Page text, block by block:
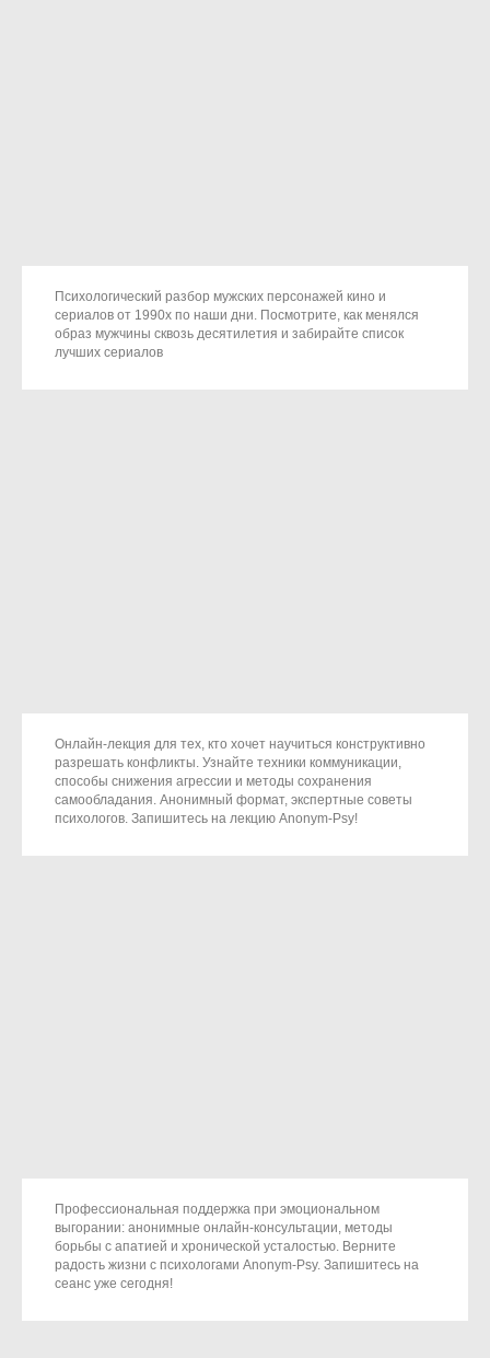
Психологический разбор мужских персонажей кино и
сериалов от 1990х по наши дни. Посмотрите, как менялся
образ мужчины сквозь десятилетия и забирайте список
лучших сериалов
Онлайн-лекция для тех, кто хочет научиться конструктивно
разрешать конфликты. Узнайте техники коммуникации,
способы снижения агрессии и методы сохранения
самообладания. Анонимный формат, экспертные советы
психологов. Запишитесь на лекцию Anonym-Psy!
Профессиональная поддержка при эмоциональном
выгорании: анонимные онлайн-консультации, методы
борьбы с апатией и хронической усталостью. Верните
радость жизни с психологами Anonym-Psy. Запишитесь на
сеанс уже сегодня!